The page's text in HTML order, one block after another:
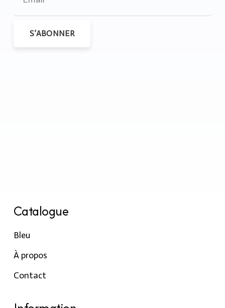
S’ABONNER
Catalogue
Bleu
À propos
Contact